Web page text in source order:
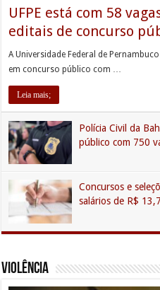
UFPE está com 58
editais de concurso
A Universidade Federal de
em concurso público com …
Leia mais;
Polícia Civil da
público com 750
Concursos e
salários de R$
Violência